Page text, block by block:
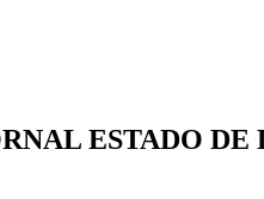
ESTADO DE